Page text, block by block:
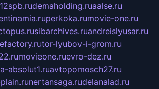
demaholding.ruaalse.ru
perkoka.rumovie-one.ru
sibarchives.ruandreislyusar.ru
tor-lyubov-i-grom.ru
movieone.ruevro-dez.ru
absolut1.ruavtopomosch27.ru
nertansaga.rudelanalad.ru